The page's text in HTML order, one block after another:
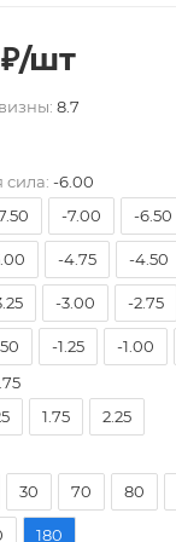
₽/шт
8.7
сила: -6.00
-7.00 -6.50
-4.75 -4.50
-3.00 -2.75
-1.25 -1.00
+2.25 +2.50
+4.00
1.75 2.25
30 70 80
180